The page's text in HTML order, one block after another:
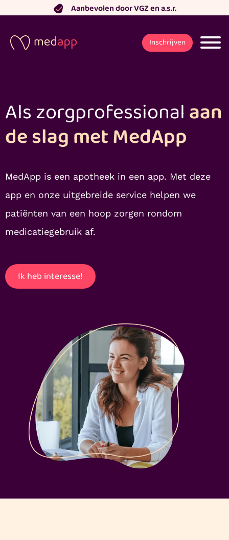
naar
inhoud
Aanbevolen door VGZ en a.s.r.
Inschrijven
Als zorg­professionalaan
de slag met MedApp
MedApp is een apotheek in een app. Met deze
app en onze uitgebreide service helpen we
patiënten van een hoop zorgen rondom
medicatiegebruik af.
Ik heb interesse!